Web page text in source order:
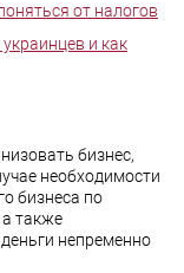
от налогов
и как
бизнес,
необходимости
бизнеса по
а также
непременно